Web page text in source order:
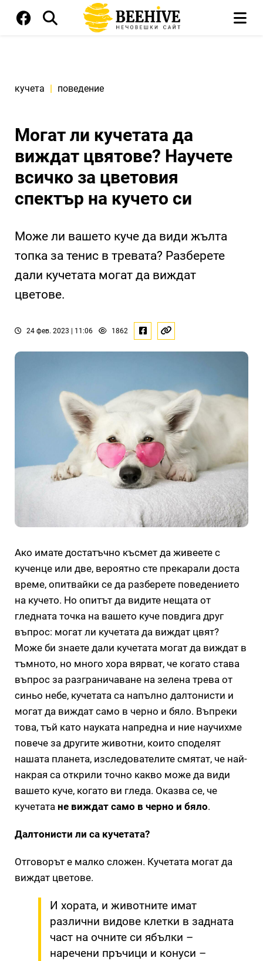
кучета | поведение
Могат ли кучетата да
виждат цвятове? Научете
всичко за цветовия
спектър на кучето си
Може ли вашето куче да види жълта
топка за тенис в тревата? Разберете
дали кучетата могат да виждат
цветове.
24 фев. 2023 | 11:06 1862
Ако имате достатъчно късмет да живеете с
кученце или две, вероятно сте прекарали доста
време, опитвайки се да разберете поведението
на кучето. Но опитът да видите нещата от
гледната точка на вашето куче повдига друг
въпрос: могат ли кучетата да виждат цвят?
Може би знаете дали кучетата могат да виждат в
тъмното, но много хора вярват, че когато става
въпрос за разграничаване на зелена трева от
синьо небе, кучетата са напълно далтонисти и
могат да виждат само в черно и бяло. Въпреки
това, тъй като науката напредна и ние научихме
повече за другите животни, които споделят
нашата планета, изследователите смятат, че най-
накрая са открили точно какво може да види
вашето куче, когато ви гледа. Оказва се, че
кучетата не виждат само в черно и бяло.
Далтонисти ли са кучетата?
Отговорът е малко сложен. Кучетата могат да
виждат цветове.
И хората, и животните имат
различни видове клетки в задната
част на очните си ябълки –
наречени пръчици и конуси –